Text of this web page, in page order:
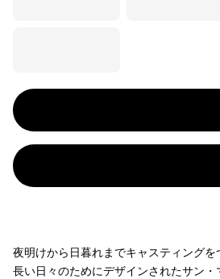
夜明けから日暮れまでキャスティング
長い日々のためにデザインされたサン・